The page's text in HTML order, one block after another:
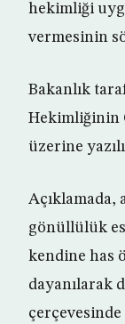
hekimliği
vermesinin
Bakanlık
Hekimliğinin
üzerine
Açıklamada,
gönüllülük
kendine has
dayanılarak